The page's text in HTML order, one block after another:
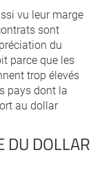
vu leur marge
sont
du
parce que les
trop élevés
pays dont la
au dollar
DU DOLLAR